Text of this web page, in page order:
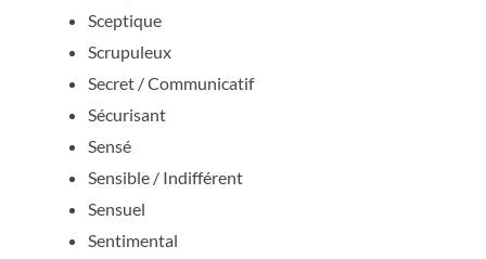
Sceptique
Scrupuleux
Secret / Communicatif
Sécurisant
Sensé
Sensible / Indifférent
Sensuel
Sentimental